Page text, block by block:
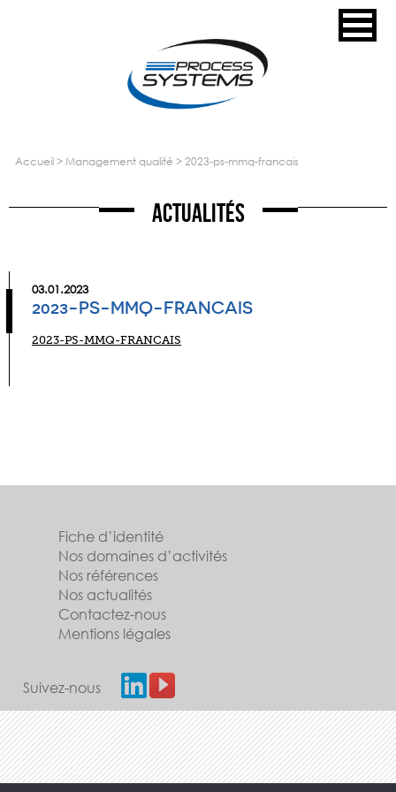
accueil> management qualité > 2023-ps-mmq-francais
Actualités
03.01.2023
2023-PS-MMQ-FRANCAIS
2023-PS-MMQ-FRANCAIS
Fiche d’identité
Nos domaines d’activités
Nos références
Nos actualités
Contactez-nous
Mentions légales
Suivez-nous